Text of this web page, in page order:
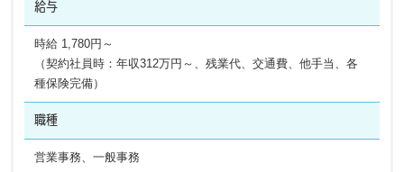
給与
時給 1,780円～
（契約社員時：年収312万円～、残業代、交通費、他手当、各
種保険完備）
職種
営業事務、一般事務